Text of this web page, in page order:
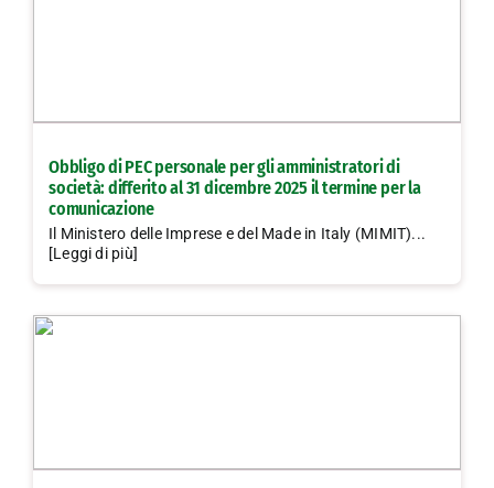
Obbligo di PEC personale per gli amministratori di
società: differito al 31 dicembre 2025 il termine per la
comunicazione
Il Ministero delle Imprese e del Made in Italy (MIMIT)...
[Leggi di più]